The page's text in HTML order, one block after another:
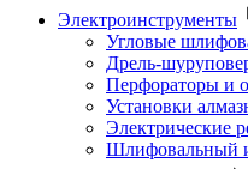
Электроинструменты
Угловые
Дрель-
Перфораторы и
Установки
Электрические
Шлифовальный